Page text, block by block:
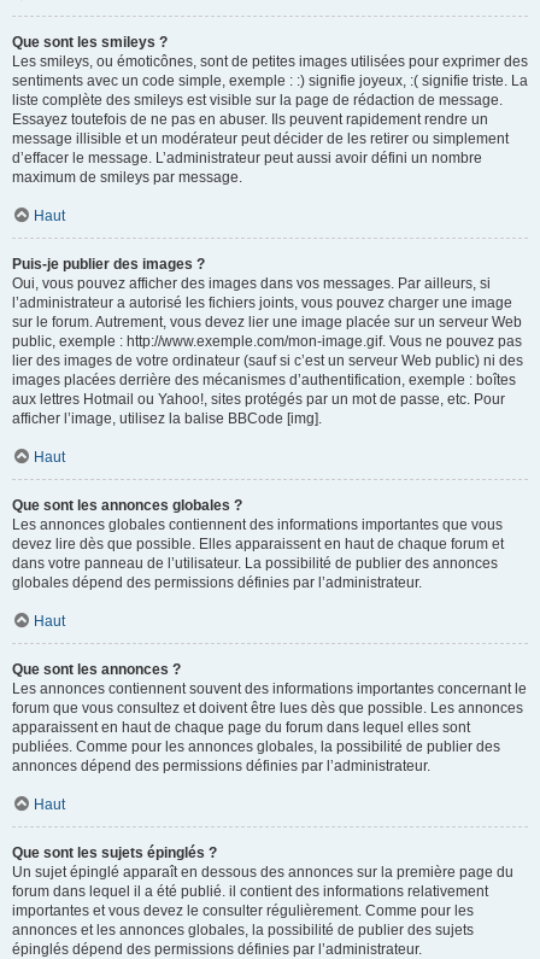
Que sont les smileys ?
Les smileys, ou émoticônes, sont de petites images utilisées pour exprimer des
sentiments avec un code simple, exemple : :) signifie joyeux, :( signifie triste. La
liste complète des smileys est visible sur la page de rédaction de message.
Essayez toutefois de ne pas en abuser. Ils peuvent rapidement rendre un
message illisible et un modérateur peut décider de les retirer ou simplement
d’effacer le message. L’administrateur peut aussi avoir défini un nombre
maximum de smileys par message.
Haut
Puis-je publier des images ?
Oui, vous pouvez afficher des images dans vos messages. Par ailleurs, si
l’administrateur a autorisé les fichiers joints, vous pouvez charger une image
sur le forum. Autrement, vous devez lier une image placée sur un serveur Web
public, exemple : http://www.exemple.com/mon-image.gif. Vous ne pouvez pas
lier des images de votre ordinateur (sauf si c’est un serveur Web public) ni des
images placées derrière des mécanismes d’authentification, exemple : boîtes
aux lettres Hotmail ou Yahoo!, sites protégés par un mot de passe, etc. Pour
afficher l’image, utilisez la balise BBCode [img].
Haut
Que sont les annonces globales ?
Les annonces globales contiennent des informations importantes que vous
devez lire dès que possible. Elles apparaissent en haut de chaque forum et
dans votre panneau de l’utilisateur. La possibilité de publier des annonces
globales dépend des permissions définies par l’administrateur.
Haut
Que sont les annonces ?
Les annonces contiennent souvent des informations importantes concernant le
forum que vous consultez et doivent être lues dès que possible. Les annonces
apparaissent en haut de chaque page du forum dans lequel elles sont
publiées. Comme pour les annonces globales, la possibilité de publier des
annonces dépend des permissions définies par l’administrateur.
Haut
Que sont les sujets épinglés ?
Un sujet épinglé apparaît en dessous des annonces sur la première page du
forum dans lequel il a été publié. il contient des informations relativement
importantes et vous devez le consulter régulièrement. Comme pour les
annonces et les annonces globales, la possibilité de publier des sujets
épinglés dépend des permissions définies par l’administrateur.